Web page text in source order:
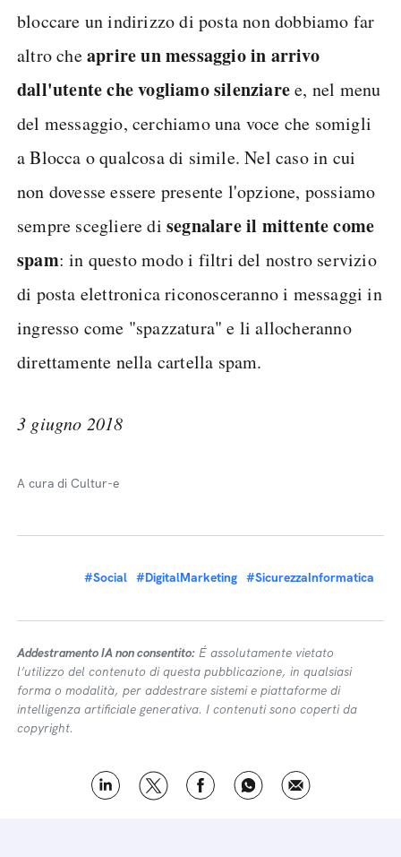
bloccare un indirizzo di posta non dobbiamo far
altro cheaprire un messaggio in arrivo
dall'utente che vogliamo silenziaree, nel menu
del messaggio, cerchiamo una voce che somigli
a Blocca o qualcosa di simile. Nel caso in cui
non dovesse essere presente l'opzione, possiamo
sempre scegliere di segnalare il mittente come
spam: in questo modo i filtri del nostro servizio
di posta elettronica riconosceranno i messaggi in
ingresso come "spazzatura" e li allocheranno
direttamente nella cartella spam.
3 giugno 2018
A cura di Cultur-e
#Social #DigitalMarketing #SicurezzaInformatica
Addestramento IA non consentito: É assolutamente vietato
l’utilizzo del contenuto di questa pubblicazione, in qualsiasi
forma o modalità, per addestrare sistemi e piattaforme di
intelligenza artificiale generativa. I contenuti sono coperti da
copyright.